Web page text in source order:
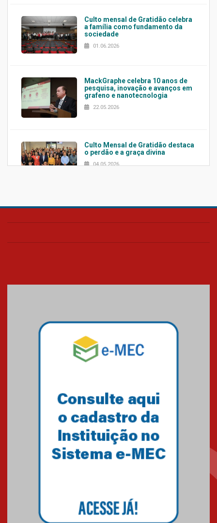
Culto mensal de Gratidão celebra
a família como fundamento da
sociedade
01.06.2026
MackGraphe celebra 10 anos de
pesquisa, inovação e avanços em
grafeno e nanotecnologia
22.05.2026
Culto Mensal de Gratidão destaca
o perdão e a graça divina
04.05.2026
Confira como foi o culto mensal
Mackenzie mobiliza campanha
solidária para apoiar famílias em
Minas Gerais
Primeiro culto do ano ressalta o
27.02.2026